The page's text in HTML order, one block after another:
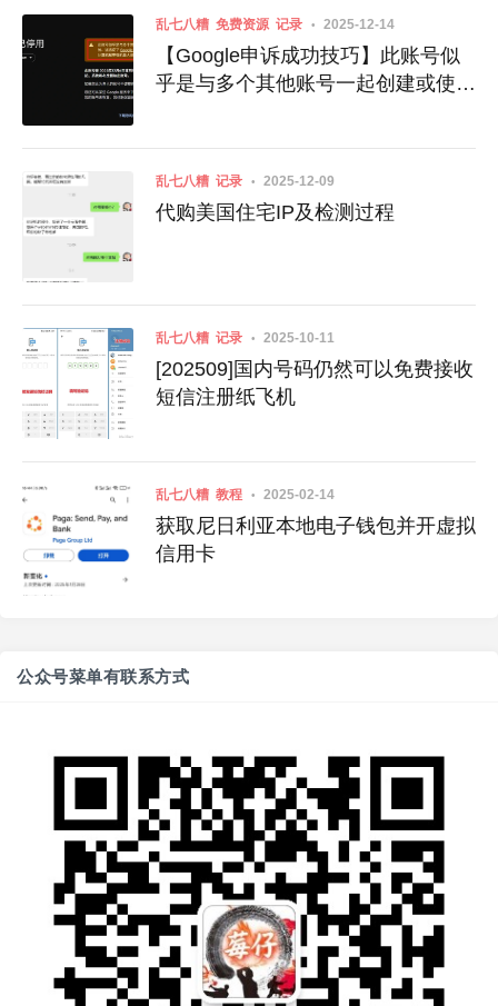
乱七八糟 免费资源 记录 2025-12-14
【Google申诉成功技巧】此账号似
乎是与多个其他账号一起创建或使用
乱七八糟 记录 2025-12-09
代购美国住宅IP及检测过程
乱七八糟 记录 2025-10-11
[202509]国内号码仍然可以免费接收
短信注册纸飞机
乱七八糟 教程 2025-02-14
获取尼日利亚本地电子钱包并开虚拟
信用卡
公众号菜单有联系方式